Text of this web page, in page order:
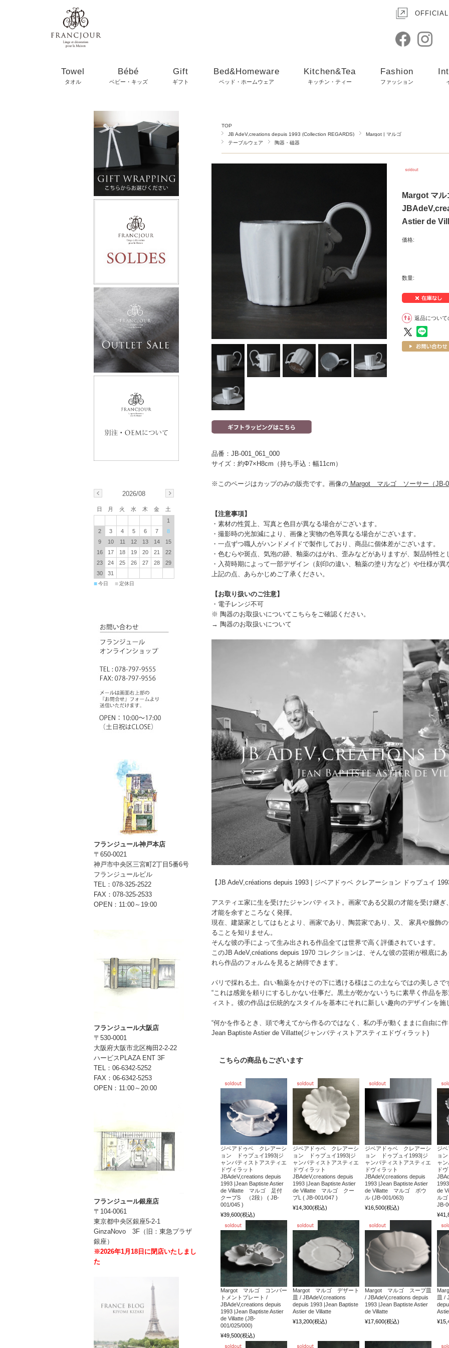
Towel
タオル
Bébé
ベビー・キッズ
Gift
ギフト
Bed&Homeware
ベッド・ホームウェア
Kitchen&Tea
キッチン・ティー
Fashion
ファッション
TOP
JB AdeV,creations depuis 1993 (Collection REGARDS)
Margot | マルゴ
テーブルウェア
陶器・磁器
Margot マ
Astier de
価格:
数量:
返品につい
品番：JB-001_061_000
サイズ：約Φ7×H8cm（持ち手込：幅11cm）
※このページはカップのみの販売です。画像の Margot マルゴ ソーサー（JB-
【注意事項】
・素材の性質上、写真と色目が異なる場合がございます。
・撮影時の光加減により、画像と実物の色等異なる場合がございます。
・一点ずつ職人がハンドメイドで製作しており、商品に個体差がございます。
・色むらや斑点、気泡の跡、釉薬のはがれ、歪みなどがありますが、製品特性
・入荷時期によって一部デザイン（刻印の違い、釉薬の塗り方など）や仕様が
上記の点、あらかじめご了承ください。
【お取り扱いのご注意】
・電子レンジ不可
※ 陶器のお取扱いについてこちらをご確認ください。
→ 陶器のお取扱いについて
【JB AdeV,créations depuis 1993 | ジベアドゥベ クレアーション ドゥプュイ
アスティエ家に生を受けたジャンバティスト。画家である父親の才能を受け継
才能を余すところなく発揮。
現在、建築家としてはもとより、画家であり、陶芸家であり、又、 家具や服飾
ることを知りません。
そんな彼の手によって生み出される作品全ては世界で高く評価されています。
このJB AdeV,créations depuis 1970 コレクションは、そんな彼の芸術が根底に
れら作品のフォルムを見ると納得できます。
パリで採れる土。白い釉薬をかけその下に透ける様はこの土ならではの美しさで
“これは感覚を頼りにするしかない仕事だ。黒土が乾かないうちに素早く作品を
ィスト。彼の作品は伝統的なスタイルを基本にそれに新しい趣向のデザインを
“何かを作るとき、頭で考えてから作るのではなく、私の手が動くままに自由に
Jean Baptiste Astier de Villatte(ジャンバティストアスティエドヴィラット)
こちらの商品もございます
ジベアドゥベ クレアーシ
ョン ドゥプュイ1993|ジ
ャンバティストアスティエ
ドヴィラット
JBAdeV,creations depuis
1993 |Jean Baptiste Astier
de Villatte マルゴ 足付
クープS （2段） ( JB-
001/045 )
¥39,600(税込)
ジベアドゥベ クレアーシ
ョン ドゥプュイ1993|ジ
ャンバティストアスティエ
ドヴィラット
JBAdeV,creations depuis
1993 |Jean Baptiste Astier
de Villatte マルゴ クー
プL ( JB-001/047 )
¥14,300(税込)
ジベアドゥベ クレアーシ
ョン ドゥプュイ1993|ジ
ャンバティストアスティエ
ドヴィラット
JBAdeV,creations depuis
1993 |Jean Baptiste Astier
de Villatte マルゴ ボウ
ル (JB-001/063)
¥16,500(税込)
ジ
ョ
ャ
ド
de
ル
JB-
Margot マルゴ コンパー
トメントプレート /
JBAdeV,creations depuis
1993 |Jean Baptiste Astier
de Villatte (JB-
001/025/000)
¥49,500(税込)
Margot マルゴ デザート
皿 / JBAdeV,creations
depuis 1993 |Jean Baptiste
Astier de Villatte
¥13,200(税込)
Margot マルゴ スープ皿
/ JBAdeV,creations depuis
1993 |Jean Baptiste Astier
de Villatte
¥17,600(税込)
皿 /
2026/08
日 月 火 水 木 金
土
1
2
3 4 5 6 7
8
9
10 11 12 13 14
15
16
17 18 19 20 21
22
23
24 25 26 27 28
29
30
31
■今日 ■ 定休日
フランジュール神戸本店
〒650-0021
神戸市中央区三宮町2丁目5番6号
フランジュールビル
TEL：078-325-2522
FAX：078-325-2533
OPEN：11:00～19:00
フランジュール大阪店
〒530-0001
大阪府大阪市北区梅田2-2-22
ハービスPLAZA ENT 3F
TEL：06-6342-5252
FAX：06-6342-5253
OPEN：11:00～20:00
フランジュール銀座店
〒104-0061
東京都中央区銀座5-2-1
GinzaNovo 3F（旧：東急プラザ
銀座）
※2026年1月18日に閉店いたしまし
た